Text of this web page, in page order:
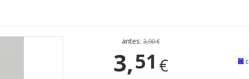
antes:3,90 €
3,51 €